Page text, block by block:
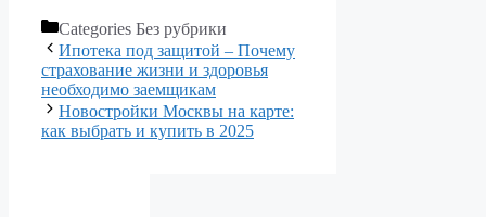
Categories Без рубрики
Ипотека под защитой – Почему
страхование жизни и здоровья
необходимо заемщикам
Новостройки Москвы на карте:
как выбрать и купить в 2025